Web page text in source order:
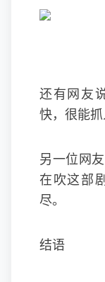
还有网友
快，很能抓
另一位网
在吹这部
尽。
结语